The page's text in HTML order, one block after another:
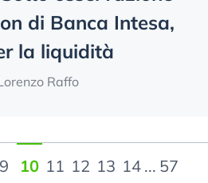
di Banca Intesa,
la liquidità
Raffo
9 10 11 12 13 14 ... 57